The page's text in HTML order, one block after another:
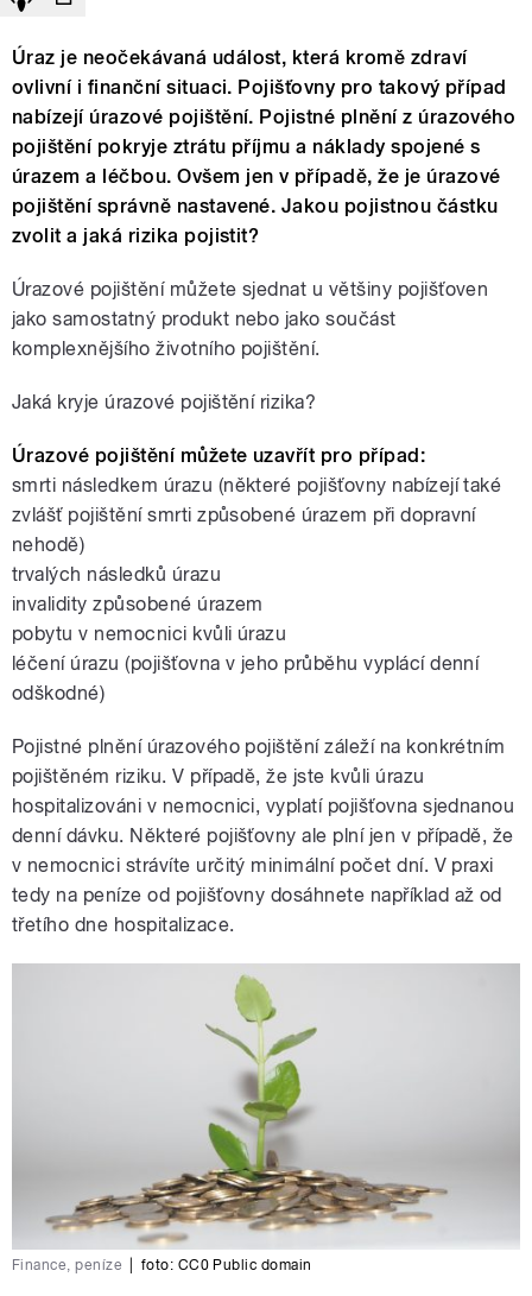
Úraz je neočekávaná událost, která kromě zdraví
ovlivní i finanční situaci. Pojišťovny pro takový případ
nabízejí úrazové pojištění. Pojistné plnění z úrazového
pojištění pokryje ztrátu příjmu a náklady spojené s
úrazem a léčbou. Ovšem jen v případě, že je úrazové
pojištění správně nastavené. Jakou pojistnou částku
zvolit a jaká rizika pojistit?
Úrazové pojištění můžete sjednat u většiny pojišťoven
jako samostatný produkt nebo jako součást
komplexnějšího životního pojištění.
Jaká kryje úrazové pojištění rizika?
Úrazové pojištění můžete uzavřít pro případ:
smrti následkem úrazu (některé pojišťovny nabízejí také
zvlášť pojištění smrti způsobené úrazem při dopravní
nehodě)
trvalých následků úrazu
invalidity způsobené úrazem
pobytu v nemocnici kvůli úrazu
léčení úrazu (pojišťovna v jeho průběhu vyplácí denní
odškodné)
Pojistné plnění úrazového pojištění záleží na konkrétním
pojištěném riziku. V případě, že jste kvůli úrazu
hospitalizováni v nemocnici, vyplatí pojišťovna sjednanou
denní dávku. Některé pojišťovny ale plní jen v případě, že
v nemocnici strávíte určitý minimální počet dní. V praxi
tedy na peníze od pojišťovny dosáhnete například až od
třetího dne hospitalizace.
Finance, peníze foto: CC0 Public domain